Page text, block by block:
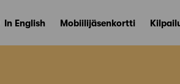
In English Mobiilijäsenkortti